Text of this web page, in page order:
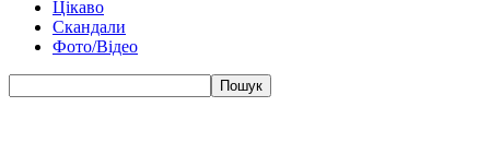
Цікаво
Скандали
Фото/Відео